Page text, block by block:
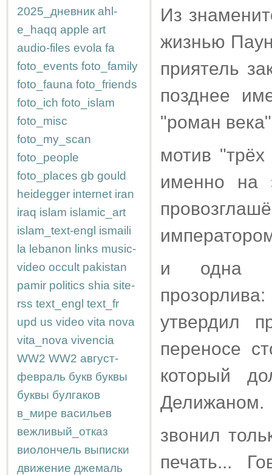
2025_дневник ahl-
e_haqq apple art
audio-files evola fa
foto_events foto_family
foto_fauna foto_friends
foto_ich foto_islam
foto_misc
foto_my_scan
foto_people
foto_places gb gould
heidegger internet iran
iraq islam islamic_art
islam_text-engl ismaili
la lebanon links music-
video occult pakistan
pamir politics shia site-
rss text_engl text_fr
upd us video vita nova
vita_nova vivencia
WW2 WW2 август-
февраль букв буквы
буквы булгаков
в_мире васильев
вежливый_отказ
виолончель выписки
движение джемаль
Из
жизнью
приятель
позднее
"роман
мотив
именно на
и одна
утвердил
переносе
который
Делижаном.
звонил
печать...